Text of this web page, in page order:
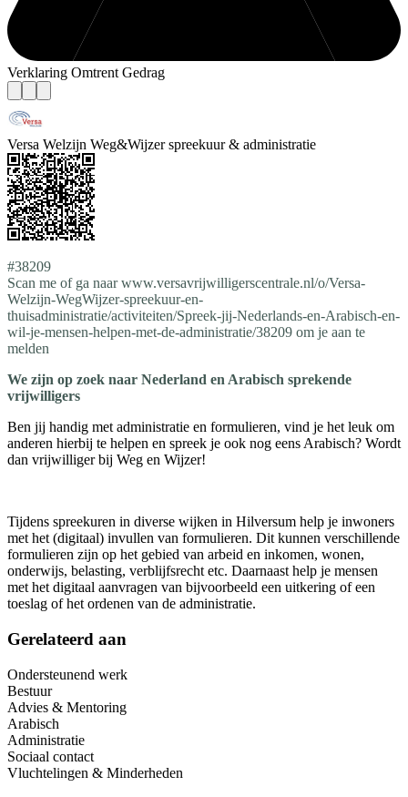
Verklaring Omtrent Gedrag
Versa Welzijn Weg&Wijzer spreekuur & administratie
#38209
Scan me of ga naar www.versavrijwilligerscentrale.nl/o/Versa-
Welzijn-WegWijzer-spreekuur-en-
thuisadministratie/activiteiten/Spreek-jij-Nederlands-en-Arabisch-en-
wil-je-mensen-helpen-met-de-administratie/38209 om je aan te
melden
We zijn op zoek naar Nederland en Arabisch sprekende
vrijwilligers
Ben jij handig met administratie en formulieren, vind je het leuk om
anderen hierbij te helpen en spreek je ook nog eens Arabisch? Wordt
dan vrijwilliger bij Weg en Wijzer!
Tijdens spreekuren in diverse wijken in Hilversum help je inwoners
met het (digitaal) invullen van formulieren. Dit kunnen verschillende
formulieren zijn op het gebied van arbeid en inkomen, wonen,
onderwijs, belasting, verblijfsrecht etc. Daarnaast help je mensen
met het digitaal aanvragen van bijvoorbeeld een uitkering of een
toeslag of het ordenen van de administratie.
Gerelateerd aan
Ondersteunend werk
Bestuur
Advies & Mentoring
Arabisch
Administratie
Sociaal contact
Vluchtelingen & Minderheden